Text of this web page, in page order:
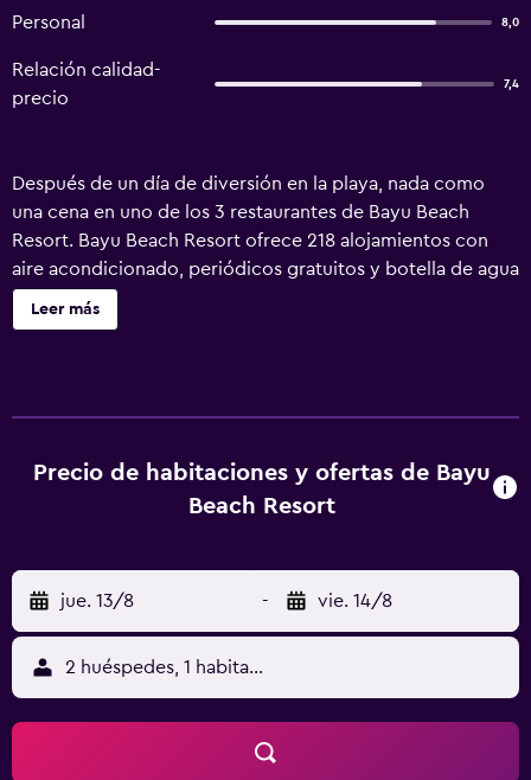
Personal 8,0
Relación calidad-
precio
7,4
Después de un día de diversión en la playa, nada como
una cena en uno de los 3 restaurantes de Bayu Beach
Resort. Bayu Beach Resort ofrece 218 alojamientos con
aire acondicionado, periódicos gratuitos y botella de agua
gratuita. Se ofrece televisión por satélite. Los baños están
equipados con bañera o ducha con bañera profunda,
Otros servicios de ocio y esparcimiento incluyen
Leer más
Precio de habitaciones y ofertas de Bayu
Beach Resort
jue. 13/8 - vie. 14/8
2 huéspedes, 1 habitación